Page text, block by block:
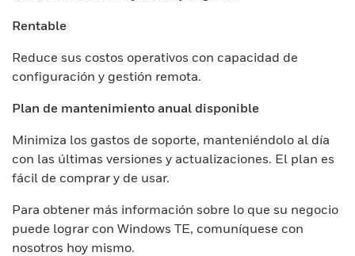
Rentable
Reduce sus costos operativos con capacidad de
configuración y gestión remota.
Plan de mantenimiento anual disponible
Minimiza los gastos de soporte, manteniéndolo al día
con las últimas versiones y actualizaciones. El plan es
fácil de comprar y de usar.
Para obtener más información sobre lo que su negocio
puede lograr con Windows TE, comuníquese con
nosotros hoy mismo.